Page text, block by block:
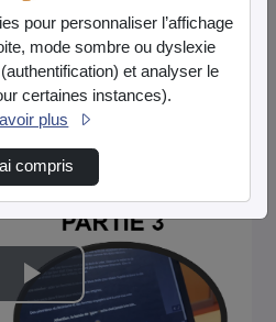
EAFC Clermont-
Lire
pour personnaliser l’affichage
mode sombre ou dyslexie
et analyser le
certaines instances).
plus
compris